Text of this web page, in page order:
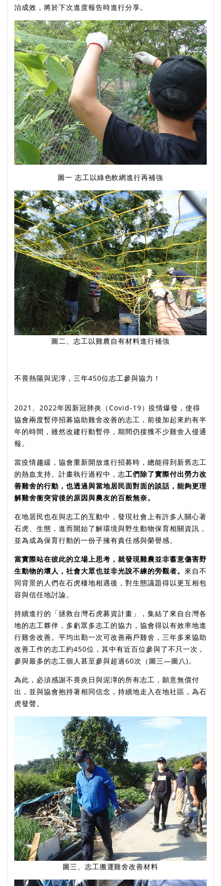
治成效，將於下次進度報告時進行分享。
圖一 志工以綠色軟網進行再補強
圖二、志工以雞農自有材料進行補強
不畏熱陽與泥濘，三年450位志工參與協力！
2021、2022年因新冠肺炎（Covid-19）疫情爆發，使得
協會兩度暫停招募協助雞舍改善的志工，前後加起來約有半
年的時間，雖然改建行動暫停，期間仍接獲不少雞舍入侵通
報。
當疫情趨緩，協會重新開放進行招募時，總能得到新舊志工
的熱血支持。計畫執行過程中，志工們除了實際付出勞力改
善雞舍的行動，也透過與當地居民面對面的談話，能夠更理
解雞舍衝突背後的原因與農友的百般無奈。
在地居民也在與志工的互動中，發現社會上有許多人關心著
石虎、生態，進而開始了解環境與野生動物保育相關資訊，
並為成為保育行動的一份子擁有責任感與榮譽感。
當實際站在彼此的立場上思考，就發現雞農並非蓄意傷害野
生動物的壞人，社會大眾也並非光說不練的旁觀者。 來自不
同背景的人們在石虎棲地相遇後，對生態議題得以更互相包
容與信任地討論。
持續進行的「拯救台灣石虎募資計畫」，集結了來自台灣各
地的志工夥伴，多虧眾多志工的協力，協會得以有效率地進
行雞舍改善。平均出勤一次可改善兩戶雞舍， 三年多來協助
改善工作的志工約450位，其中有近百位參與了不只一次，
參與最多的志工個人甚至參與超過60次（圖三—圖八)。
為此，必須感謝不畏炎日與泥濘的所有志工，願意無償付
出，並與協會抱持著相同信念，持續地走入在地社區，為石
虎發聲。
圖三、志工搬運雞舍改善材料